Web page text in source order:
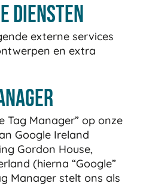
diensten
externe services
en extra
Tag Manager” op onze
Google Ireland
Gordon House,
(hierna “Google”
Manager stelt ons als